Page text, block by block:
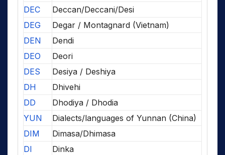
DEC
Deccan/Deccani/Desi
DEG
Degar / Montagnard (Vietnam)
DEN
Dendi
DEO
Deori
DES
Desiya / Deshiya
DH
Dhivehi
DD
Dhodiya / Dhodia
YUN
Dialects/languages of Yunnan (China)
DIM
Dimasa/Dhimasa
DI
Dinka